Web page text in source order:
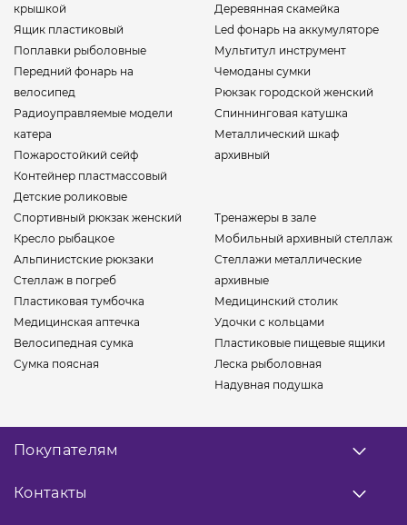
крышкой
Ящик пластиковый
Поплавки рыболовные
Передний фонарь на
велосипед
Радиоуправляемые модели
катера
Пожаростойкий сейф
Контейнер пластмассовый
Детские роликовые
Деревянная скамейка
Led фонарь на аккумуляторе
Мультитул инструмент
Чемоданы сумки
Рюкзак городской женский
Спиннинговая катушка
Металлический шкаф
архивный
Спортивный рюкзак женский
Кресло рыбацкое
Альпинистские рюкзаки
Стеллаж в погреб
Пластиковая тумбочка
Медицинская аптечка
Велосипедная сумка
Сумка поясная
Тренажеры в зале
Мобильный архивный стеллаж
Стеллажи металлические
архивные
Медицинский столик
Удочки с кольцами
Пластиковые пищевые ящики
Леска рыболовная
Надувная подушка
Контакты
Покупателям
О нас